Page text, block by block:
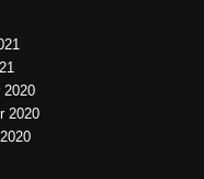
2020
2020